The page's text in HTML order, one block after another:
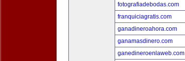
fotografiadebodas.com
franquiciagratis.com
ganadineroahora.com
ganamasdinero.com
ganedineroenlaweb.com